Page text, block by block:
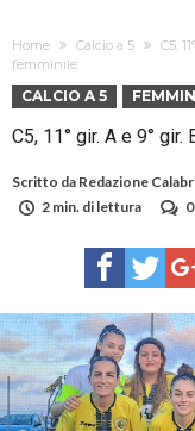
Home Calcio a 5
C5,
femminile
CALCIO A 5
C5, 11° gir. A e 9°
Scritto da Redazione
2 min. di lettura
0